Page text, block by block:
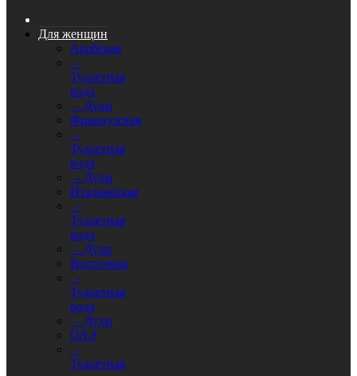
Для женщин
Арабская
-
Туалетная
вода
- Духи
Французская
-
Туалетная
вода
- Духи
Итальянская
-
Туалетная
вода
- Духи
Восточная
-
Туалетная
вода
- Духи
ОАЭ
-
Туалетная